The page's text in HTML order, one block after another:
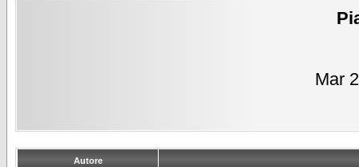
Mar
Autore